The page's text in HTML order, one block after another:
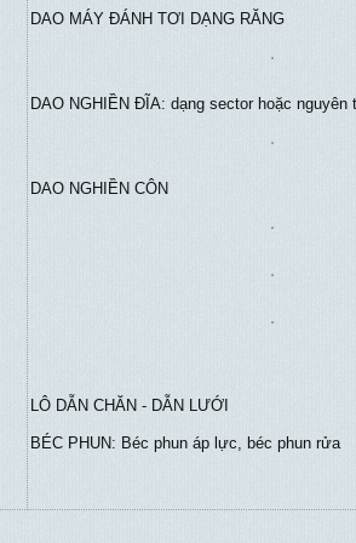
DAO MÁY ĐÁNH TƠI DẠNG RĂNG
DAO NGHIỀN ĐĨA: dạng sector hoặc nguyên
DAO NGHIỀN CÔN
LÔ DẪN CHĂN - DẪN LƯỚI
BÉC PHUN: Béc phun áp lực, béc phun rửa